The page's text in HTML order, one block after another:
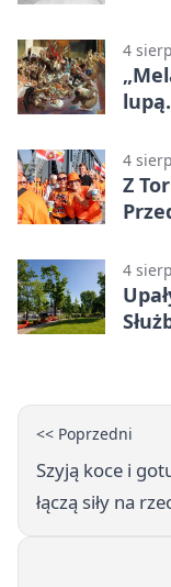
4
4
Z
4
<< Poprzedni
Szyją koce i
łączą siły na